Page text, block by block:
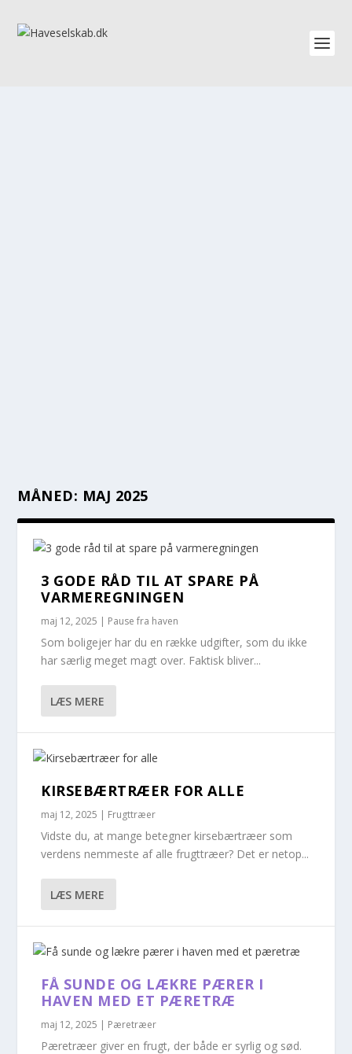
MÅNED: MAJ 2025
3 GODE RÅD TIL AT SPARE PÅ
VARMEREGNINGEN
maj 12, 2025 | Pause fra haven
Som boligejer har du en række udgifter, som du ikke
har særlig meget magt over. Faktisk bliver...
LÆS MERE
KIRSEBÆRTRÆER FOR ALLE
maj 12, 2025 | Frugttræer
Vidste du, at mange betegner kirsebærtræer som
verdens nemmeste af alle frugttræer? Det er netop...
LÆS MERE
FÅ SUNDE OG LÆKRE PÆRER I
HAVEN MED ET PÆRETRÆ
maj 12, 2025 | Pæretræer
Pæretræer giver en frugt, der både er syrlig og sød.